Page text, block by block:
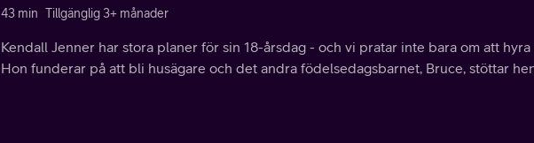
43 min Tillgänglig 3+ månader
Kendall Jenner har stora planer för sin 18-årsdag - och vi pratar inte bara om att hyra
Hon funderar på att bli husägare och det andra födelsedagsbarnet, Bruce, stöttar